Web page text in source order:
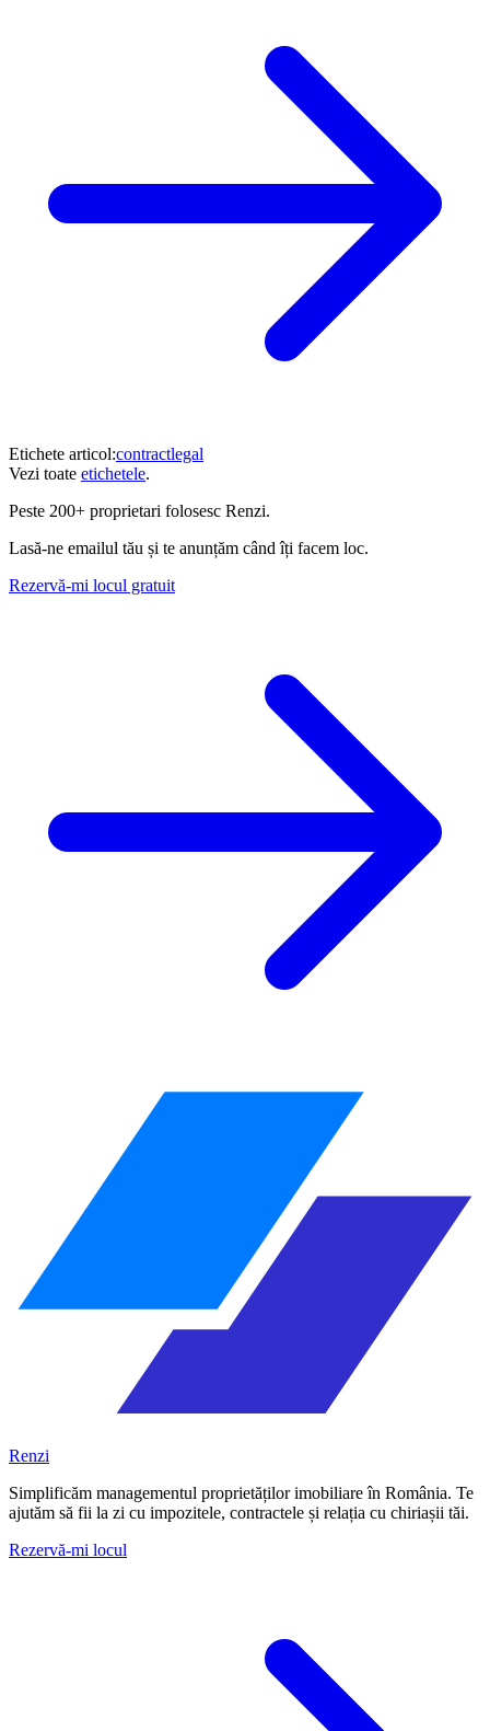
Etichete articol:contractlegal
Vezi toate etichetele.
Peste 200+ proprietari folosesc Renzi.
Lasă-ne emailul tău și te anunțăm când îți facem loc.
Rezervă-mi locul gratuit
Renzi
Simplificăm managementul proprietăților imobiliare în România. Te
ajutăm să fii la zi cu impozitele, contractele și relația cu chiriașii tăi.
Rezervă-mi locul